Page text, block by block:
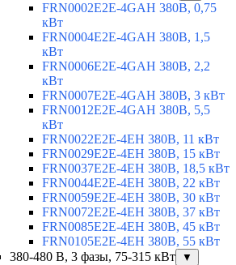
FRN0002E2E-4GAH 380В, 0,75
кВт
FRN0004E2E-4GAH 380В, 1,5
кВт
FRN0006E2E-4GAH 380В, 2,2
кВт
FRN0007E2E-4GAH 380В, 3 кВт
FRN0012E2E-4GAH 380В, 5,5
кВт
FRN0022E2E-4EH 380В, 11 кВт
FRN0029E2E-4EH 380В, 15 кВт
FRN0037E2E-4EH 380В, 18,5 кВт
FRN0044E2E-4EH 380В, 22 кВт
FRN0059E2E-4EH 380В, 30 кВт
FRN0072E2E-4EH 380В, 37 кВт
FRN0085E2E-4EH 380В, 45 кВт
FRN0105E2E-4EH 380В, 55 кВт
380-480 В, 3 фазы, 75-315 кВт
▼